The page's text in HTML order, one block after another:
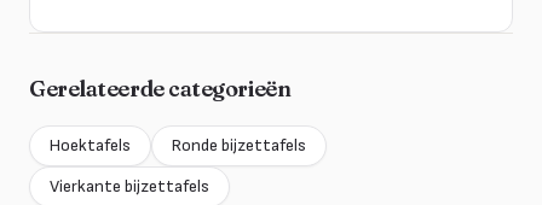
Gerelateerde categorieën
Hoektafels
Ronde bijzettafels
Vierkante bijzettafels